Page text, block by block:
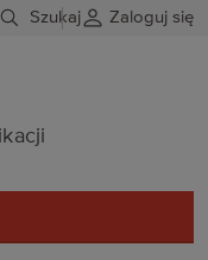
Szukaj Zaloguj się